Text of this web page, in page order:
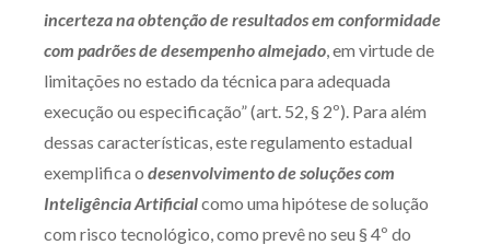
incerteza na obtenção de resultados em conformidade
com padrões de desempenho almejado, em virtude de
limitações no estado da técnica para adequada
execução ou especificação” (art. 52, § 2º). Para além
dessas características, este regulamento estadual
exemplifica o desenvolvimento de soluções com
Inteligência Artificialcomo uma hipótese de solução
com risco tecnológico, como prevê no seu § 4º do